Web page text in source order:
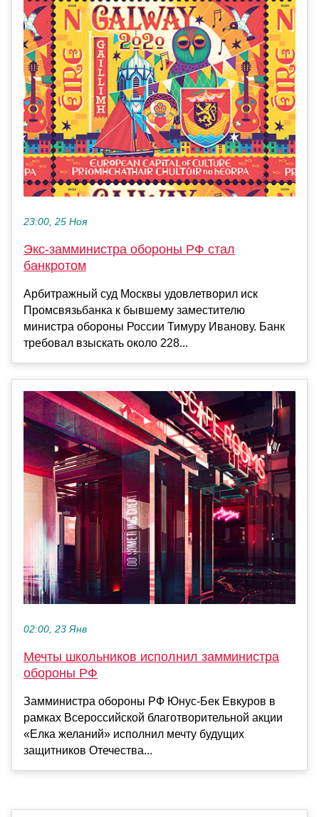
23:00, 25 Ноя
Экс-замминистра обороны РФ стал
банкротом
Арбитражный суд Москвы удовлетворил иск
Промсвязьбанка к бывшему заместителю
министра обороны России Тимуру Иванову. Банк
требовал взыскать около 228...
02:00, 23 Янв
Мечты школьников исполнил замминистра
обороны РФ
Замминистра обороны РФ Юнус-Бек Евкуров в
рамках Всероссийской благотворительной акции
«Елка желаний» исполнил мечту будущих
защитников Отечества...